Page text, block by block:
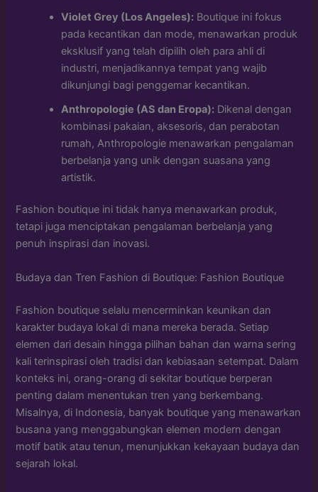
Violet Grey (Los Angeles): Boutique ini fokus
pada kecantikan dan mode, menawarkan produk
eksklusif yang telah dipilih oleh para ahli di
industri, menjadikannya tempat yang wajib
dikunjungi bagi penggemar kecantikan.
Anthropologie (AS dan Eropa): Dikenal dengan
kombinasi pakaian, aksesoris, dan perabotan
rumah, Anthropologie menawarkan pengalaman
berbelanja yang unik dengan suasana yang
artistik.
Fashion boutique ini tidak hanya menawarkan produk,
tetapi juga menciptakan pengalaman berbelanja yang
penuh inspirasi dan inovasi.
Budaya dan Tren Fashion di Boutique: Fashion Boutique
Fashion boutique selalu mencerminkan keunikan dan
karakter budaya lokal di mana mereka berada. Setiap
elemen dari desain hingga pilihan bahan dan warna sering
kali terinspirasi oleh tradisi dan kebiasaan setempat. Dalam
konteks ini, orang-orang di sekitar boutique berperan
penting dalam menentukan tren yang berkembang.
Misalnya, di Indonesia, banyak boutique yang menawarkan
busana yang menggabungkan elemen modern dengan
motif batik atau tenun, menunjukkan kekayaan budaya dan
sejarah lokal.